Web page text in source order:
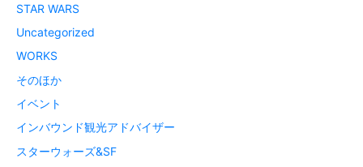
STAR WARS
Uncategorized
WORKS
そのほか
イベント
インバウンド観光アドバイザー
スターウォーズ&SF